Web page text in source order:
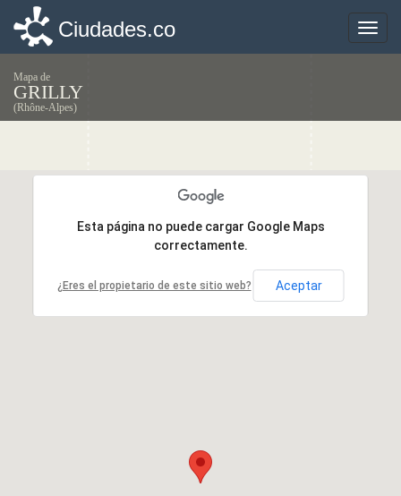
Toggle
Ciudades.co
Mapa de
GRILLY
(Rhône-Alpes)
Esta página no puede cargar Google Maps
correctamente.
¿Eres el propietario de este sitio web? Aceptar
Esta página no puede cargar Google Maps
correctamente.
¿Eres el propietario de este sitio web? Aceptar
Toggle
Ciudades.co